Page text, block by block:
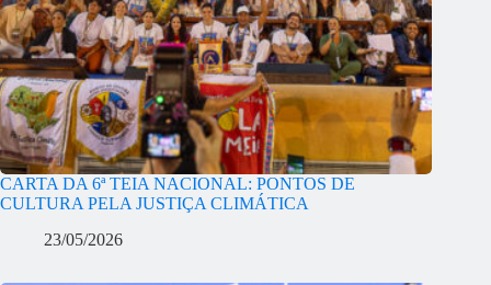
CARTA DA 6ª TEIA NACIONAL: PONTOS DE
CULTURA PELA JUSTIÇA CLIMÁTICA
23/05/2026